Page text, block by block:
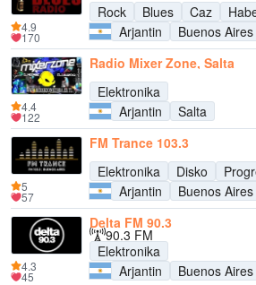
Rock
Blues Caz
Arjantin
Buenos Aires
4.9
170
Radio Mixer Zone, Salta
Elektronika
Arjantin
Salta
4.4
122
FM Trance 103.3
Elektronika
Disko
Arjantin
Buenos Aires
5
57
Delta FM 90.3
90.3 FM
Elektronika
Arjantin
Buenos Aires
4.3
45